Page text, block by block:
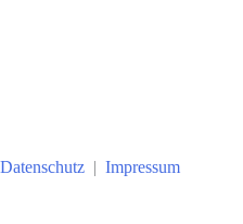
Datenschutz | Impressum